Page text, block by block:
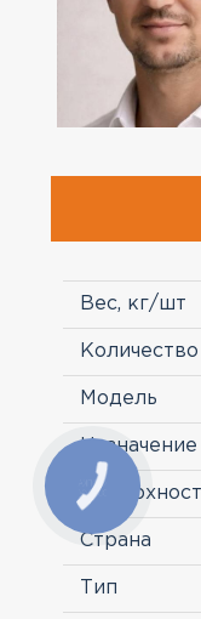
Вес, кг/шт
Модель
Назначение
Страна
Тип